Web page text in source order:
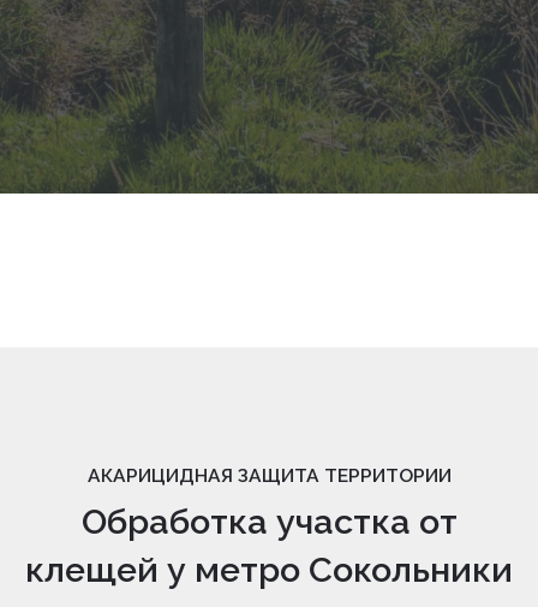
АКАРИЦИДНАЯ ЗАЩИТА ТЕРРИТОРИИ
Обработка участка от
клещей у метро Сокольники